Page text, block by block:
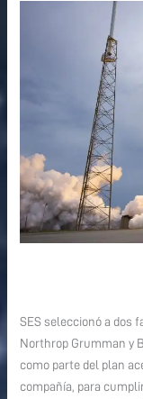
SES seleccionó a dos
Northrop Grumman y
como parte del plan
compañía, para